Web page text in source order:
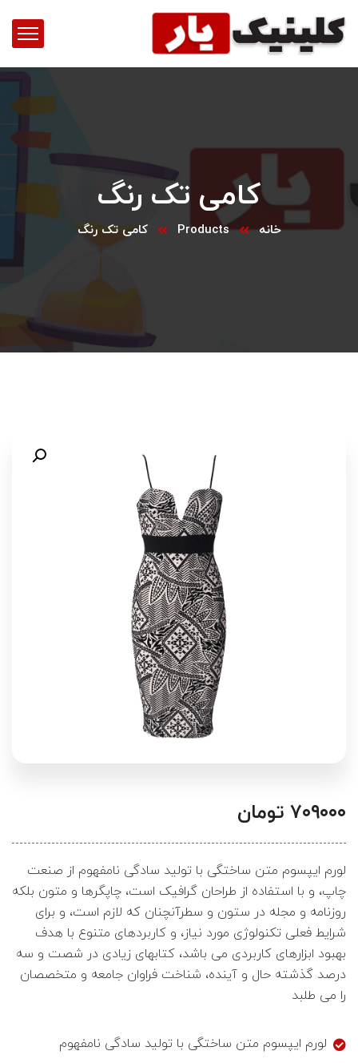
کامی تک رنگ
خانه Products کامی تک رنگ
۷۰۹۰۰۰ تومان
لورم ایپسوم متن ساختگی با تولید سادگی نامفهوم از صنعت
چاپ، و با استفاده از طراحان گرافیک است، چاپگرها و متون بلکه
روزنامه و مجله در ستون و سطرآنچنان که لازم است، و برای
شرایط فعلی تکنولوژی مورد نیاز، و کاربردهای متنوع با هدف
بهبود ابزارهای کاربردی می باشد، کتابهای زیادی در شصت و سه
درصد گذشته حال و آینده، شناخت فراوان جامعه و متخصصان
را می طلبد
لورم ایپسوم متن ساختگی با تولید سادگی نامفهوم